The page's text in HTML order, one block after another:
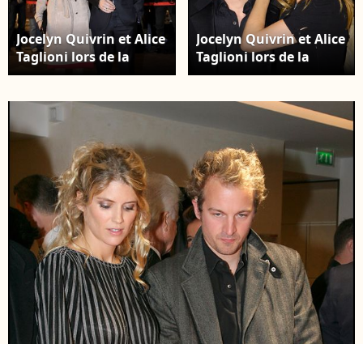
Jocelyn Quivrin et Alice
Taglioni lors de la
cérémonie des NRJ
Crédit : RACHID
BELLAK / BESTIMAGE
Jocelyn Quivrin et Alice
Taglioni lors de la
Première du film
impitoyable". Crédit :
JAEGLE STEPHANE /
BESTIMAGE